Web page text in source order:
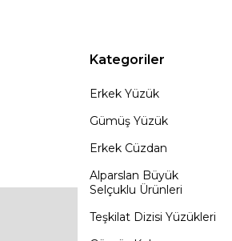
Kategoriler
Erkek Yüzük
Gümüş Yüzük
Erkek Cüzdan
Alparslan Büyük
Selçuklu Ürünleri
Teşkilat Dizisi Yüzükleri